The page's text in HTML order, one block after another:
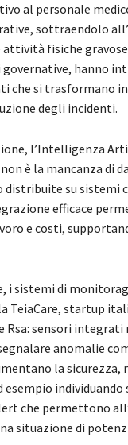
al personale
sottraendolo
fisiche
governative, hanno
si trasformano
degli incidenti.
l’Intelligenza
è la mancanza di
su sistemi
efficace
e costi,
i sistemi di
TeiaCare, startup
sensori integrati
anomalie
la sicurezza,
esempio
che permettono
situazione di